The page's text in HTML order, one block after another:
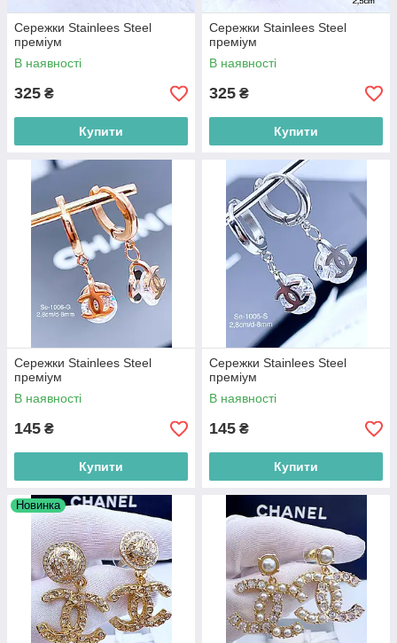
Сережки Stainlees Steel
преміум
В наявності
325 ₴
Купити
Сережки Stainlees Steel
преміум
В наявності
325 ₴
Купити
Сережки Stainlees Steel
преміум
В наявності
145 ₴
Купити
Сережки Stainlees Steel
преміум
В наявності
145 ₴
Купити
Новинка